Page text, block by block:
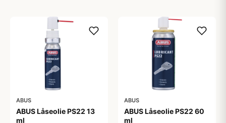
ABUS
ABUS Låseolie PS22 13
ml
ABUS
ABUS Låseolie PS22 60
ml